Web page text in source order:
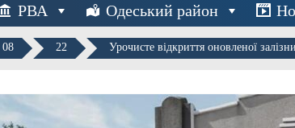
РВА Одеський район
08 22 Урочисте відкриття оновленої